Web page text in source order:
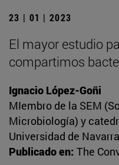
23 | 01 | 2023
El mayor estudio
compartimos
Ignacio López-Goñi
MIembro de la SEM
Microbiología) y
Universidad de Navarra
Publicado en: The